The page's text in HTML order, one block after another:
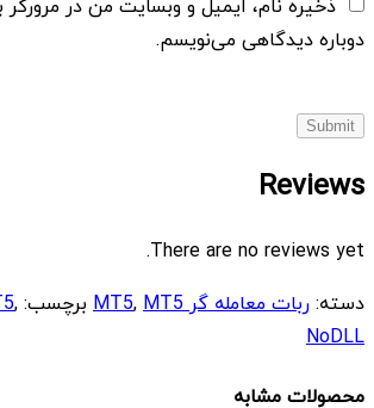
دوباره دیدگاهی می‌نویسم.
Reviews
There are no reviews yet.
دسته:ربات معامله گر MT5 ,MT5 برچسب:,
NoDLL
محصولات مشابه